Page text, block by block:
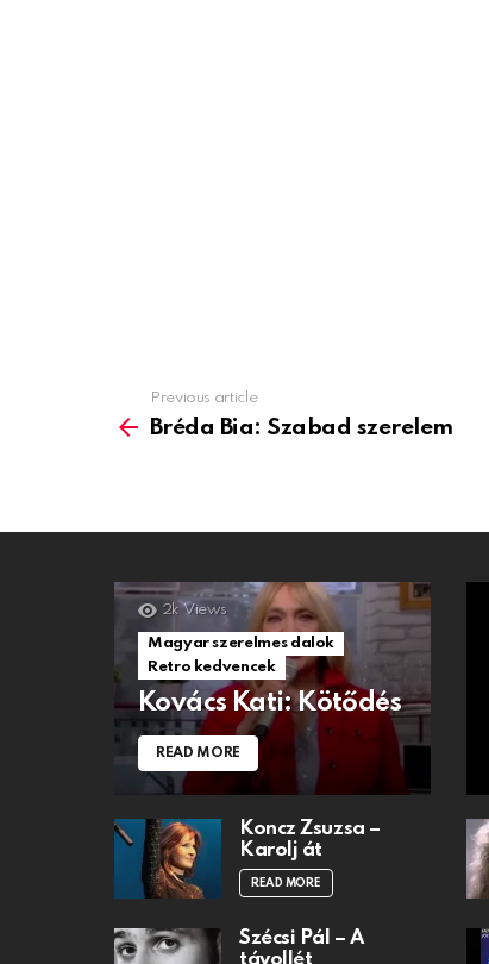
more
Previous article
Bréda Bia: Szabad szerelem
2k Views
Magyar szerelmes dalok
Retro kedvencek
Kovács Kati: Kötődés
READ MORE
Koncz Zsuzsa –
Karolj át
READ MORE
Szécsi Pál – A
távollét